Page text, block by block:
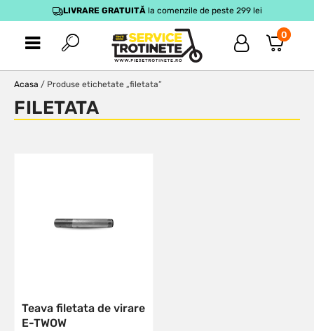
LIVRARE GRATUITĂla comenzile de peste 299 lei
0
Acasa / Produse etichetate „filetata”
FILETATA
Teava filetata de virare
E-TWOW